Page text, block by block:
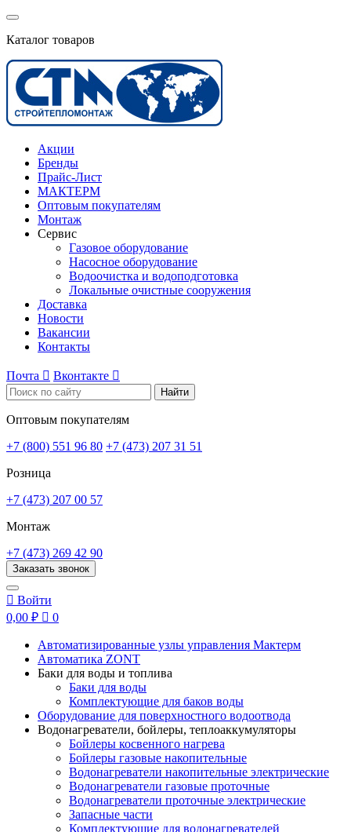
Каталог товаров
Акции
Бренды
Прайс-Лист
МАКТЕРМ
Оптовым покупателям
Монтаж
Сервис
Газовое оборудование
Насосное оборудование
Водоочистка и водоподготовка
Локальные очистные сооружения
Доставка
Новости
Вакансии
Контакты
Почта  Вконтакте 
Найти
Оптовым покупателям
+7 (800) 551 96 80 +7 (473) 207 31 51
Розница
+7 (473) 207 00 57
Монтаж
+7 (473) 269 42 90
Заказать звонок
 Войти
0,00 ₽  0
Автоматизированные узлы управления Мактерм
Автоматика ZONT
Баки для воды и топлива
Баки для воды
Комплектующие для баков воды
Оборудование для поверхностного водоотвода
Водонагреватели, бойлеры, теплоаккумуляторы
Бойлеры косвенного нагрева
Бойлеры газовые накопительные
Водонагреватели накопительные электрические
Водонагреватели газовые проточные
Водонагреватели проточные электрические
Запасные части
Комплектующие для водонагревателей